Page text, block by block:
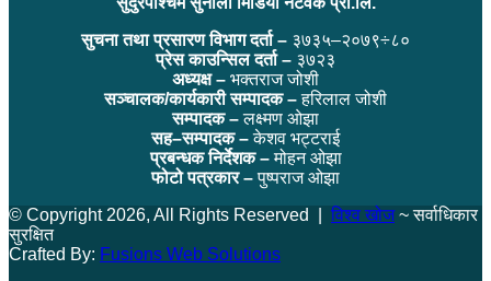
सुचना तथा प्रसारण विभाग दर्ता – ३७३५–२०७९÷८०
प्रेस काउन्सिल दर्ता – ३७२३
अध्यक्ष – भक्तराज जोशी
सञ्चालक/कार्यकारी सम्पादक –हरिलाल जोशी
सम्पादक –लक्ष्मण ओझा
सह–सम्पादक –केशव भट्टराई
प्रबन्धक निर्देशक –मोहन ओझा
फोटो पत्रकार –पुष्पराज ओझा
© Copyright 2026, All Rights Reserved | विश्व खोज~ सर्वाधिकार
सुरक्षित
Crafted By: Fusions Web Solutions